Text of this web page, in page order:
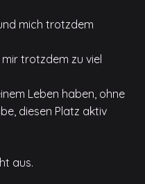
mich trotzdem
trotzdem zu viel
Leben haben, ohne
diesen Platz aktiv
aus.